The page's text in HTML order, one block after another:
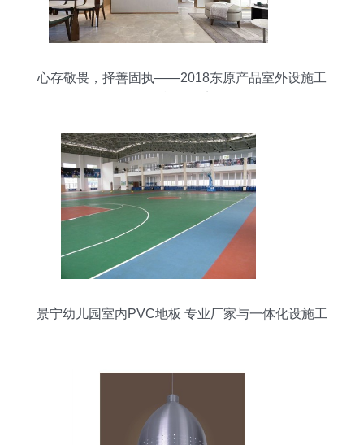
心存敬畏，择善固执——2018东原产品室外设施工
景宁幼儿园室内PVC地板 专业厂家与一体化设施工